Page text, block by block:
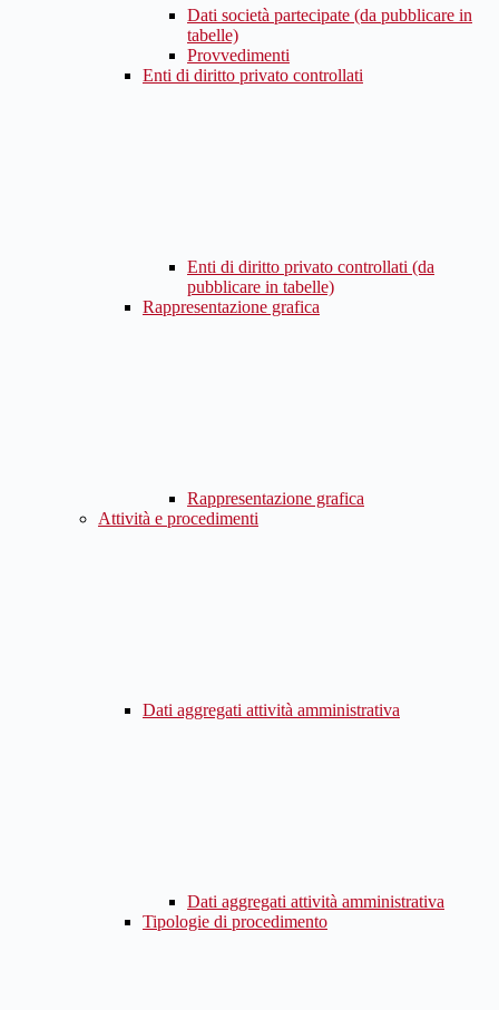
Dati società partecipate (da pubblicare in
tabelle)
Provvedimenti
Enti di diritto privato controllati
Enti di diritto privato controllati (da
pubblicare in tabelle)
Rappresentazione grafica
Rappresentazione grafica
Attività e procedimenti
Dati aggregati attività amministrativa
Dati aggregati attività amministrativa
Tipologie di procedimento